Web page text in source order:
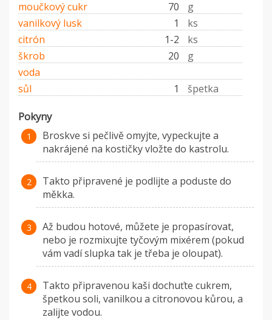
moučkový cukr
70
g
vanilkový lusk
1
ks
citrón
1-2
ks
škrob
20
g
voda
sůl
1 špetka
Pokyny
Broskve si pečlivě omyjte, vypeckujte a
nakrájené na kostičky vložte do kastrolu.
Takto připravené je podlijte a poduste do
měkka.
Až budou hotové, můžete je propasírovat,
nebo je rozmixujte tyčovým mixérem (pokud
vám vadí slupka tak je třeba je oloupat).
Takto připravenou kaši dochuťte cukrem,
špetkou soli, vanilkou a citronovou kůrou, a
zalijte vodou.